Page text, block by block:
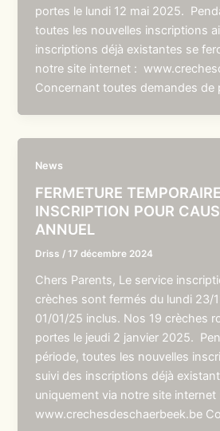
portes le lundi 12 mai 2025.
toutes les nouvelles inscriptions
inscriptions déjà existantes se
notre site internet :
Concernant toutes demandes de
News
FERMETURE
INSCRIPTION POUR
ANNUEL
Driss /17 décembre 2024
Chers Parents, Le service
crèches sont fermés du lundi 23/
01/01/25 inclus. Nos 19 crèches
portes le jeudi 2 janvier 2025.
période, toutes les nouvelles
suivi des inscriptions déjà
uniquement via notre site internet
www.crechesdeschaerbeek.be